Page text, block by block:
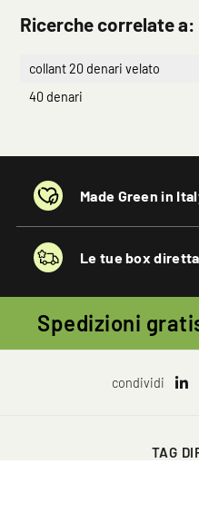
Ricerche correlate a:
collant 20 denari velato
40 denari
Made Green in
Le tue box
Spedizioni
condividi
TAG